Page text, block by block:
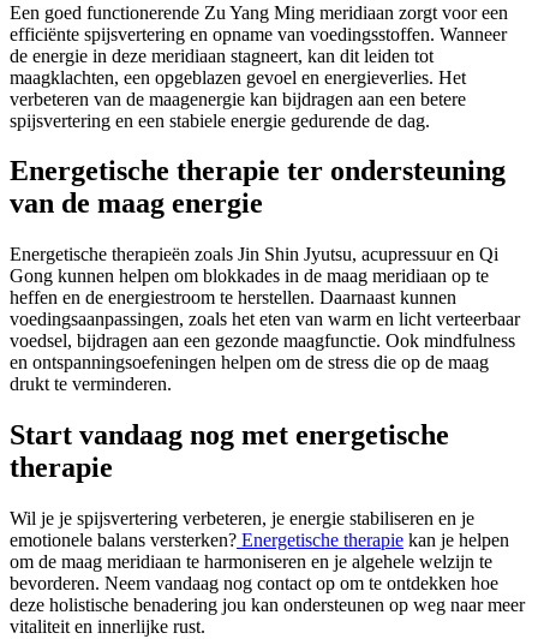
Een goed functionerende Zu Yang Ming meridiaan zorgt voor een
efficiënte spijsvertering en opname van voedingsstoffen. Wanneer
de energie in deze meridiaan stagneert, kan dit leiden tot
maagklachten, een opgeblazen gevoel en energieverlies. Het
verbeteren van de maagenergie kan bijdragen aan een betere
spijsvertering en een stabiele energie gedurende de dag.
Energetische therapie ter ondersteuning
van de maag energie
Energetische therapieën zoals Jin Shin Jyutsu, acupressuur en Qi
Gong kunnen helpen om blokkades in de maag meridiaan op te
heffen en de energiestroom te herstellen. Daarnaast kunnen
voedingsaanpassingen, zoals het eten van warm en licht verteerbaar
voedsel, bijdragen aan een gezonde maagfunctie. Ook mindfulness
en ontspanningsoefeningen helpen om de stress die op de maag
drukt te verminderen.
Start vandaag nog met energetische
therapie
Wil je je spijsvertering verbeteren, je energie stabiliseren en je
emotionele balans versterken? Energetische therapie kan je helpen
om de maag meridiaan te harmoniseren en je algehele welzijn te
bevorderen. Neem vandaag nog contact op om te ontdekken hoe
deze holistische benadering jou kan ondersteunen op weg naar meer
vitaliteit en innerlijke rust.